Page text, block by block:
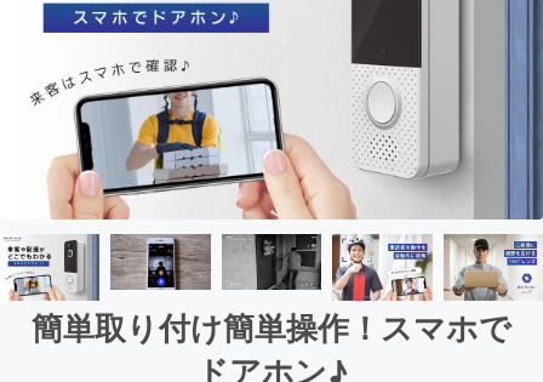
簡単取り付け簡単操作！スマホで
ドアホン♪